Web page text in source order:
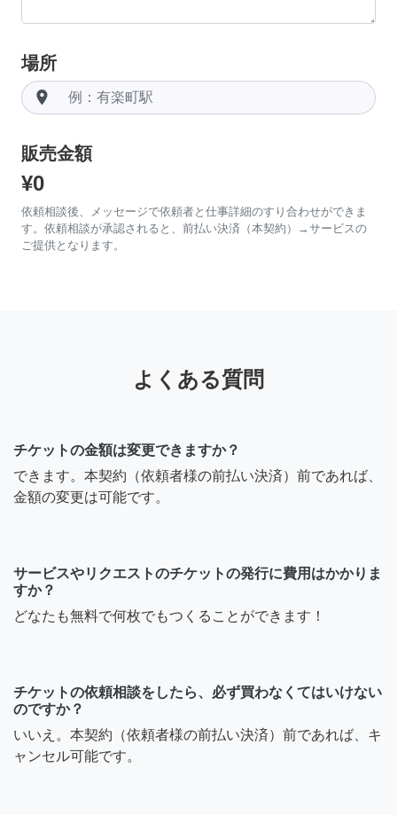
場所
room
販売金額
¥0
依頼相談後、メッセージで依頼者と仕事詳細のすり合わせができま
す。依頼相談が承認されると、前払い決済（本契約）→サービスの
ご提供となります。
よくある質問
チケットの金額は変更できますか？
できます。本契約（依頼者様の前払い決済）前であれば、
金額の変更は可能です。
サービスやリクエストのチケットの発行に費用はかかりま
すか？
どなたも無料で何枚でもつくることができます！
チケットの依頼相談をしたら、必ず買わなくてはいけない
のですか？
いいえ。本契約（依頼者様の前払い決済）前であれば、キ
ャンセル可能です。